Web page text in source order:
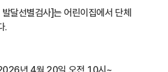
달선별검사]는 어린이집에서 단체
.